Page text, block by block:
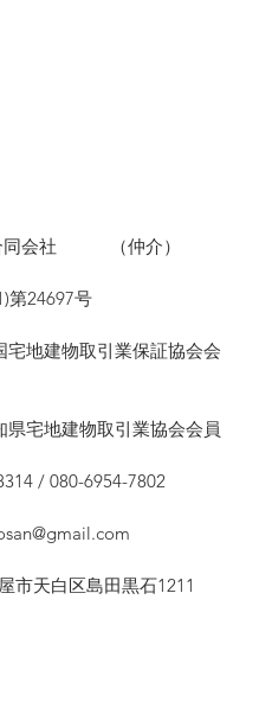
会社　　　（仲介）
第24697号
宅地建物取引業保証協会会
県宅地建物取引業協会会員
/ 080-6954-7802
市天白区島田黒石1211